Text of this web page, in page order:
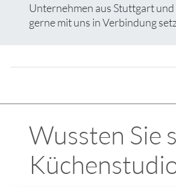
Unternehmen aus Stuttgart
gerne mit uns in Verbindung
Wussten Sie